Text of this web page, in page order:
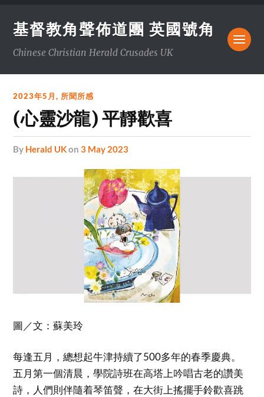
基督教角聲佈道團 英國號角
Chinese Christian Herald Crusades UK
2023年5月, 所聞所感
(心靈沙龍) 平靜歡喜
by Herald UKon3 May 2023
圖／文：蘇美玲
每逢五月，總想起牛津持續了500多年的春季慶典。
五月第一個清晨，學院詩班在高塔上吟唱古老的讚美
詩，人們則伴隨着琴笛聲，在大街上搖擺手鈴歡喜跳